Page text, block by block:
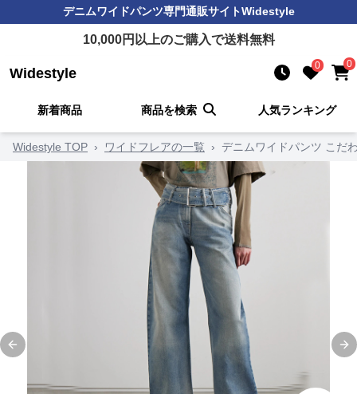
デニムワイドパンツ専門通販サイトWidestyle
10,000円以上のご購入で送料無料
Widestyle 0 0
新着商品 商品を検索 人気ランキング
Widestyle TOP › ワイドフレアの一覧 › デニムワイドパンツ こだ
Previous slide